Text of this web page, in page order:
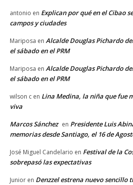
antonio en Explican por qué en el Cibao
campos y ciudades
Mariposa en Alcalde Douglas Pichardo
el sábado en el PRM
Mariposa en Alcalde Douglas Pichardo
el sábado en el PRM
wilson c en Lina Medina, la niña que fue
viva
Marcos Sánchez en Presidente Luis
memorias desde Santiago, el 16 de
José Miguel Candelario en Festival de la
sobrepasó las expectativas
Junior en Denzzel estrena nuevo sencillo